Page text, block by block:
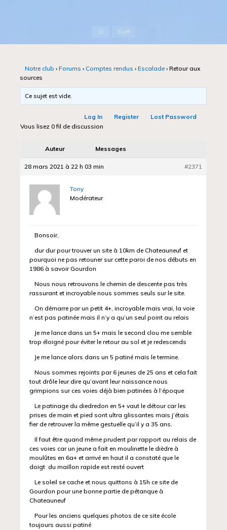
AccueilSujet
Notre club › Forums › Comptes rendus › Escalade › Retour aux
sources
Ce sujet est vide.
Log In Register
Lost Password
Vous lisez 0 fil de discussion
Auteur Messages
28 mars 2021 à 22 h 03 min #2371
Tony
Modérateur
Bonsoir,
dur dur pour trouver un site à 10km de Chateauneuf et
pourquoi ne pas retouner sur cette paroi de nos débuts en
1986 à savoir Gourdon
Nous nous retrouvons le chemin de descente pas très
rassurant et incroyable nous sommes seuls sur le site.
On démarre par un petit 4+, incroyable mais vrai, la voie
n’est pas patinée mais il n’y a qu’un seul point au relais
Je me lance dans un 5+ mais le second clou me semble
trop éloigné pour éviter le retour au sol et je redescends
Je me lance alors dans un 5 patiné mais le termine.
Nous sommes rejoints par 6 jeunes de 25 ans et cela fait
tout drôle leur dire qu’avant leur naissance nous
grimpions sur ces voies déjà bien patinées à l’époque
Le patinage du diedredon en 5+ vaut le détour car les
prises de main et pied sont ultra glissantes mais j’étais
fier de retrouver la même gestuelle qu’il y a 35 ans.
Il faut être quand même prudent par rapport au relais de
ces voies car un jeune a fait en moulinette le dièdre à
moulûtes en 6a+ et arrivé en haut il a constaté que le
doigt du maillon rapide est resté ouvert
Le soleil se cache et nous quittons à 15h ce site de
Gourdon pour une bonne partie de pétanque à
Chateauneuf
Pour les anciens quelques photos de ce site école
toujours aussi patiné